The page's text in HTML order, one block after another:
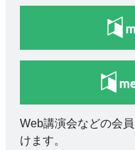
Web講演会などの会
けます。